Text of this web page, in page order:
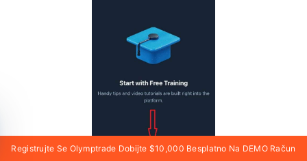
Registrujte Se Olymptrade Dobijte $10,000 Besplatno Na DEMO Račun